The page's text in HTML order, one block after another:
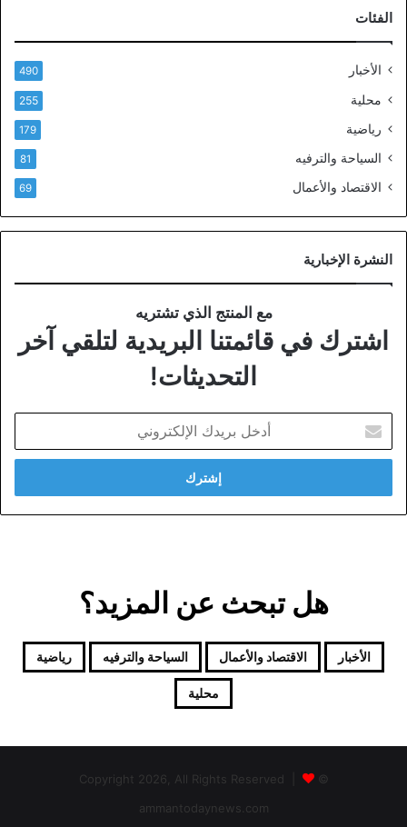
الفئات
الأخبار 490
محلية 255
رياضية 179
السياحة والترفيه 81
الاقتصاد والأعمال 69
النشرة الإخبارية
مع المنتج الذي تشتريه
اشترك في قائمتنا البريدية لتلقي آخر
التحديثات!
بريدك
الإلكتروني
هل تبحث عن المزيد؟
الأخبار الاقتصاد والأعمال السياحة والترفيه رياضية
محلية
© Copyright 2026, All Rights Reserved |
ammantodaynews.com